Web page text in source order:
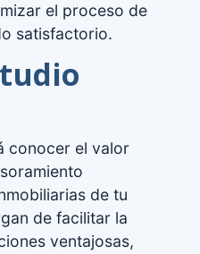
el proceso de
satisfactorio.
conocer el valor
de tu
de facilitar la
ventajosas,